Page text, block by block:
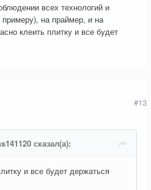
всех технологий и
на праймер, и на
клеить плитку и все будет
#13
сказал(а):
и все будет держаться